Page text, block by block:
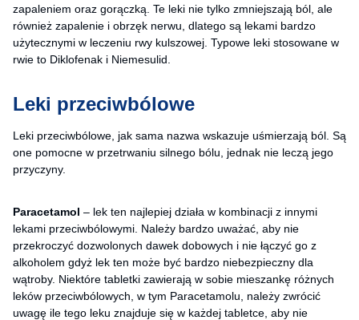
zapaleniem oraz gorączką. Te leki nie tylko zmniejszają ból, ale
również zapalenie i obrzęk nerwu, dlatego są lekami bardzo
użytecznymi w leczeniu rwy kulszowej. Typowe leki stosowane w
rwie to Diklofenak i Niemesulid.
Leki przeciwbólowe
Leki przeciwbólowe, jak sama nazwa wskazuje uśmierzają ból. Są
one pomocne w przetrwaniu silnego bólu, jednak nie leczą jego
przyczyny.
Paracetamol – lek ten najlepiej działa w kombinacji z innymi
lekami przeciwbólowymi. Należy bardzo uważać, aby nie
przekroczyć dozwolonych dawek dobowych i nie łączyć go z
alkoholem gdyż lek ten może być bardzo niebezpieczny dla
wątroby. Niektóre tabletki zawierają w sobie mieszankę różnych
leków przeciwbólowych, w tym Paracetamolu, należy zwrócić
uwagę ile tego leku znajduje się w każdej tabletce, aby nie